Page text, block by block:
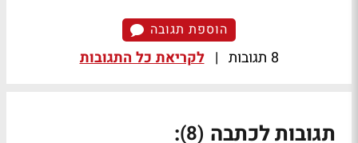
הוספת תגובה
8 תגובות | לקריאת כל התגובות
תגובות לכתבה (8)
: